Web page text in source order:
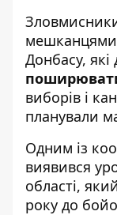
мешканцями
Донбасу, які
виборів і
планували
Одним із
виявився
області,
року до